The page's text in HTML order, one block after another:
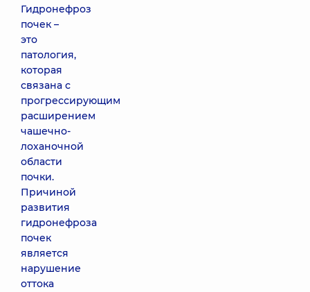
Гидронефроз
почек –
это
патология,
которая
связана с
прогрессирующим
расширением
чашечно-
лоханочной
области
почки.
Причиной
развития
гидронефроза
почек
является
нарушение
оттока